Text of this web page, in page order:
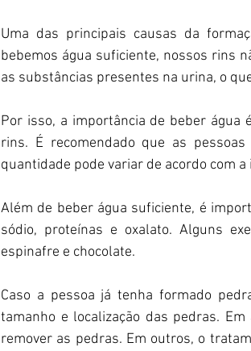
Uma das principais causas da
bebemos água suficiente, nossos rins
as substâncias presentes na urina, o
Por isso, a importância de beber
rins. É recomendado que as
quantidade pode variar de acordo com
Além de beber água suficiente, é
sódio, proteínas e oxalato. Alguns
espinafre e chocolate.
Caso a pessoa já tenha formado
tamanho e localização das pedras.
remover as pedras. Em outros, o